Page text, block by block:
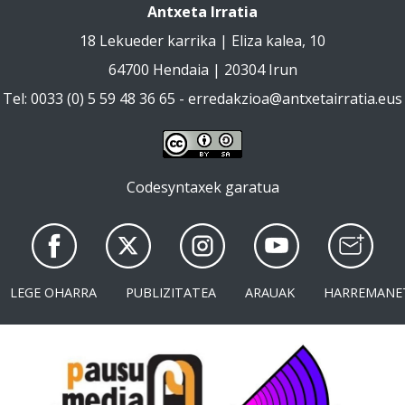
Antxeta Irratia
18 Lekueder karrika | Eliza kalea, 10
64700 Hendaia | 20304 Irun
Tel: 0033 (0) 5 59 48 36 65 - erredakzioa@antxetairratia.eus
Codesyntaxek garatua
LEGE OHARRA PUBLIZITATEA ARAUAK